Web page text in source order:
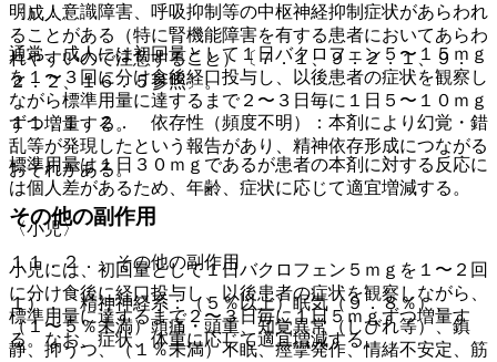
明）：意識障害、呼吸抑制等の中枢神経抑制症状があらわれ
ることがある（特に腎機能障害を有する患者においてあらわ
れやすいので注意すること）〔７．１、９．２．１、９．
２．２、１６．５参照〕。
１１．１．２． 依存性（頻度不明）：本剤により幻覚・錯
乱等が発現したという報告があり、精神依存形成につながる
おそれがある。
その他の副作用
１１．２． その他の副作用
１）． 精神神経系：（５％以上）眠気（９．８％）、
（１〜５％未満）頭痛・頭重、知覚異常（しびれ等）、鎮
静、抑うつ、（１％未満）不眠、痙攣発作、情緒不安定、筋
〈成人〉
通常、成人には初回量として１日バクロフェン５〜１５ｍｇ
を１〜３回に分け食後経口投与し、以後患者の症状を観察し
ながら標準用量に達するまで２〜３日毎に１日５〜１０ｍｇ
ずつ増量する。
標準用量は１日３０ｍｇであるが患者の本剤に対する反応に
は個人差があるため、年齢、症状に応じて適宜増減する。
〈小児〉
小児には、初回量として１日バクロフェン５ｍｇを１〜２回
に分け食後に経口投与し、以後患者の症状を観察しながら、
標準用量に達するまで２〜３日毎に１日５ｍｇずつ増量す
る。なお、症状、体重に応じて適宜増減する。